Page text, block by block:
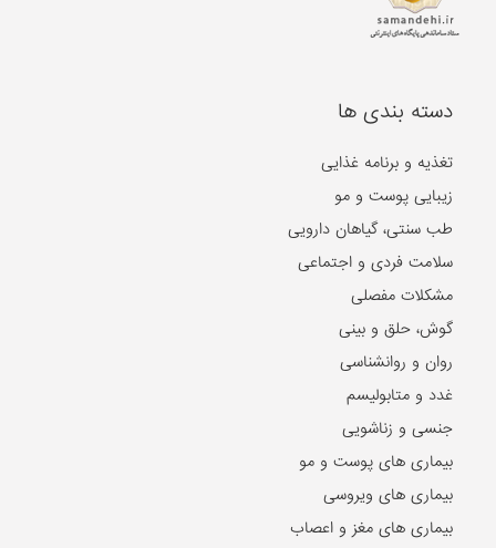
دسته بندی ها
تغذیه و برنامه غذایی
زیبایی پوست و مو
طب سنتی، گیاهان دارویی
سلامت فردی و اجتماعی
مشکلات مفصلی
گوش، حلق و بینی
روان و روانشناسی
غدد و متابولیسم
جنسی و زناشویی
بیماری های پوست و مو
بیماری های ویروسی
بیماری های مغز و اعصاب